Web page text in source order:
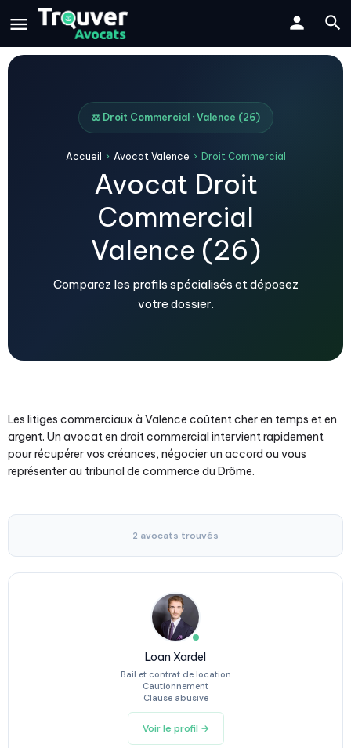
⚖️ Droit Commercial · Valence (26)
Accueil › Avocat Valence › Droit Commercial
Avocat Droit
Commercial
Valence (26)
Comparez les profils spécialisés et déposez
votre dossier.
Les litiges commerciaux à Valence coûtent cher en temps et en
argent. Un avocat en droit commercial intervient rapidement
pour récupérer vos créances, négocier un accord ou vous
représenter au tribunal de commerce du Drôme.
2 avocats trouvés
Loan Xardel
Bail et contrat de location
Cautionnement
Clause abusive
Voir le profil →